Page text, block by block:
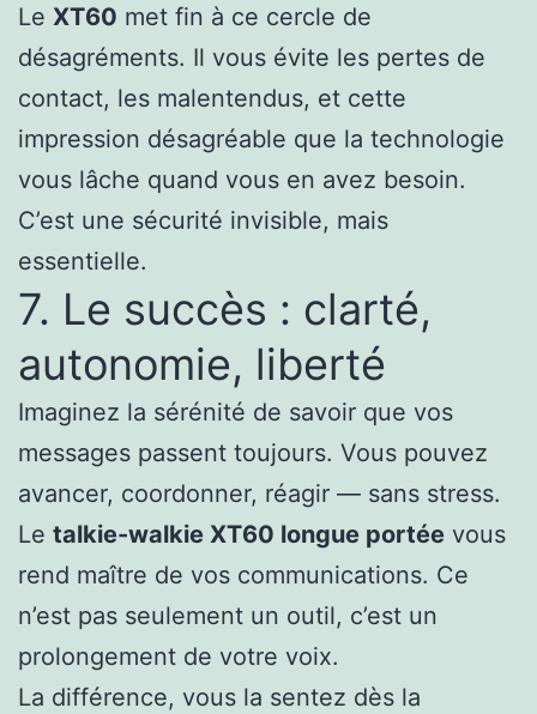
Le XT60 met fin à ce cercle de
désagréments. Il vous évite les pertes de
contact, les malentendus, et cette
impression désagréable que la technologie
vous lâche quand vous en avez besoin.
C’est une sécurité invisible, mais
essentielle.
7. Le succès : clarté,
autonomie, liberté
Imaginez la sérénité de savoir que vos
messages passent toujours. Vous pouvez
avancer, coordonner, réagir — sans stress.
Le talkie-walkie XT60 longue portée vous
rend maître de vos communications. Ce
n’est pas seulement un outil, c’est un
prolongement de votre voix.
La différence, vous la sentez dès la